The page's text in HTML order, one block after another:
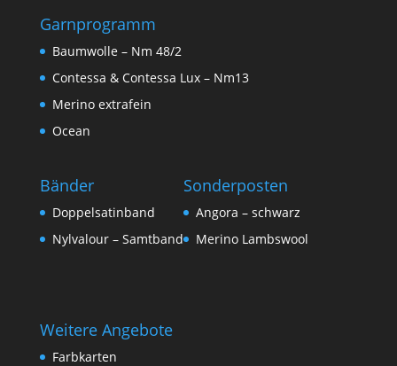
Garnprogramm
Baumwolle – Nm 48/2
Contessa & Contessa Lux – Nm13
Merino extrafein
Ocean
Bänder
Doppelsatinband
Nylvalour – Samtband
Sonderposten
Angora – schwarz
Merino Lambswool
Weitere Angebote
Farbkarten